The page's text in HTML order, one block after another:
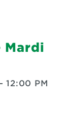
Mardi
12:00 PM